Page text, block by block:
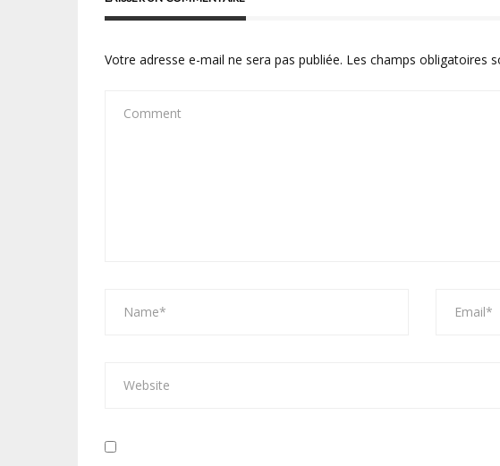
Votre adresse e-mail ne sera pas publiée. Les champs obligatoires